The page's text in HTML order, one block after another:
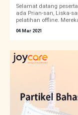
Selamat datang
ada Prian-san, Liska-
pelatihan offline.
04 Mar 2021